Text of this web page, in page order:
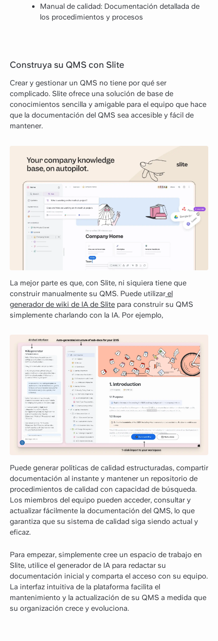
Manual de calidad: Documentación detallada de
los procedimientos y procesos
Construya su QMS con Slite
Crear y gestionar un QMS no tiene por qué ser
complicado. Slite ofrece una solución de base de
conocimientos sencilla y amigable para el equipo que hace
que la documentación del QMS sea accesible y fácil de
mantener.
La mejor parte es que, con Slite, ni siquiera tiene que
construir manualmente su QMS. Puede utilizar el
generador de wiki de IA de Slite para construir su QMS
simplemente charlando con la IA. Por ejemplo,
Puede generar políticas de calidad estructuradas, compartir
documentación al instante y mantener un repositorio de
procedimientos de calidad con capacidad de búsqueda.
Los miembros del equipo pueden acceder, consultar y
actualizar fácilmente la documentación del QMS, lo que
garantiza que su sistema de calidad siga siendo actual y
eficaz.
Para empezar, simplemente cree un espacio de trabajo en
Slite, utilice el generador de IA para redactar su
documentación inicial y comparta el acceso con su equipo.
La interfaz intuitiva de la plataforma facilita el
mantenimiento y la actualización de su QMS a medida que
su organización crece y evoluciona.